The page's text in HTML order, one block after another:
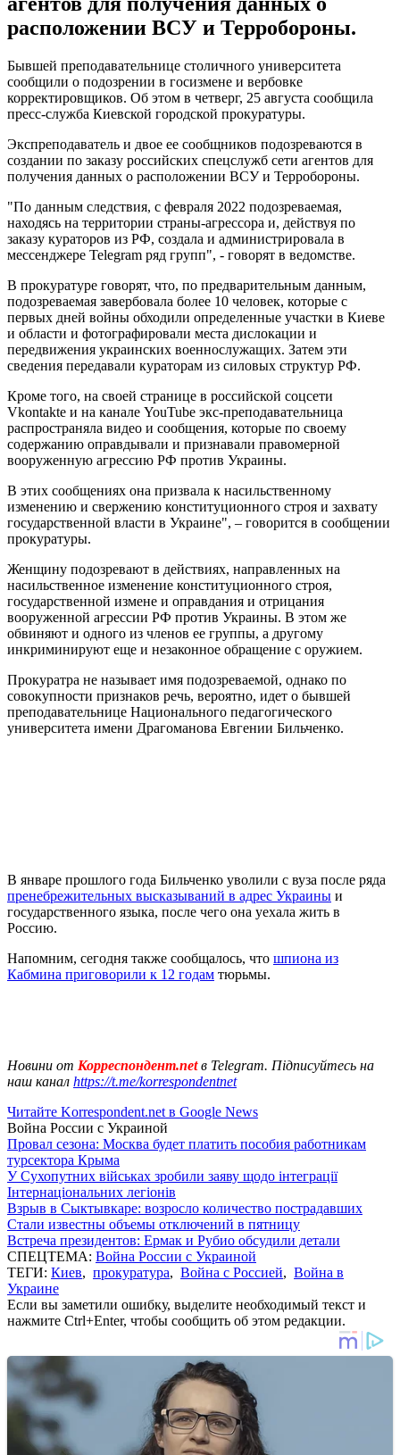
расположении ВСУ и Терробороны.
Бывшей преподавательнице столичного университета
сообщили о подозрении в госизмене и вербовке
корректировщиков. Об этом в четверг, 25 августа сообщила
пресс-служба Киевской городской прокуратуры.
Экспреподаватель и двое ее сообщников подозреваются в
создании по заказу российских спецслужб сети агентов для
получения данных о расположении ВСУ и Терробороны.
"По данным следствия, с февраля 2022 подозреваемая,
находясь на территории страны-агрессора и, действуя по
заказу кураторов из РФ, создала и администрировала в
мессенджере Telegram ряд групп", - говорят в ведомстве.
В прокуратуре говорят, что, по предварительным данным,
подозреваемая завербовала более 10 человек, которые с
первых дней войны обходили определенные участки в Киеве
и области и фотографировали места дислокации и
передвижения украинских военнослужащих. Затем эти
сведения передавали кураторам из силовых структур РФ.
Кроме того, на своей странице в российской соцсети
Vkontakte и на канале YouTube экс-преподавательница
распространяла видео и сообщения, которые по своему
содержанию оправдывали и признавали правомерной
вооруженную агрессию РФ против Украины.
В этих сообщениях она призвала к насильственному
изменению и свержению конституционного строя и захвату
государственной власти в Украине", – говорится в сообщении
прокуратуры.
Женщину подозревают в действиях, направленных на
насильственное изменение конституционного строя,
государственной измене и оправдания и отрицания
вооруженной агрессии РФ против Украины. В этом же
обвиняют и одного из членов ее группы, а другому
инкриминируют еще и незаконное обращение с оружием.
Прокуратра не называет имя подозреваемой, однако по
совокупности признаков речь, вероятно, идет о бывшей
преподавательнице Национального педагогического
университета имени Драгоманова Евгении Бильченко.
В январе прошлого года Бильченко уволили с вуза после ряда
пренебрежительных высказываний в адрес Украины и
государственного языка, после чего она уехала жить в
Россию.
Напомним, сегодня также сообщалось, что шпиона из
Кабмина приговорили к 12 годам тюрьмы.
Новини от Корреспондент.netв Telegram. Підписуйтесь на
наш канал https://t.me/korrespondentnet
Читайте Korrespondent.net в Google News
Война России с Украиной
Провал сезона: Москва будет платить пособия работникам
турсектора Крыма
У Сухопутних військах зробили заяву щодо інтеграції
Інтернаціональних легіонів
Взрыв в Сыктывкаре: возросло количество пострадавших
Стали известны объемы отключений в пятницу
Встреча президентов: Ермак и Рубио обсудили детали
СПЕЦТЕМА: Война России с Украиной
ТЕГИ: Киев, прокуратура, Война с Россией, Война в
Украине
Если вы заметили ошибку, выделите необходимый текст и
нажмите Ctrl+Enter, чтобы сообщить об этом редакции.